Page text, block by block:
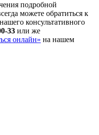
подробной
можете обратиться к
консультативного
33 или же
онлайн» на нашем